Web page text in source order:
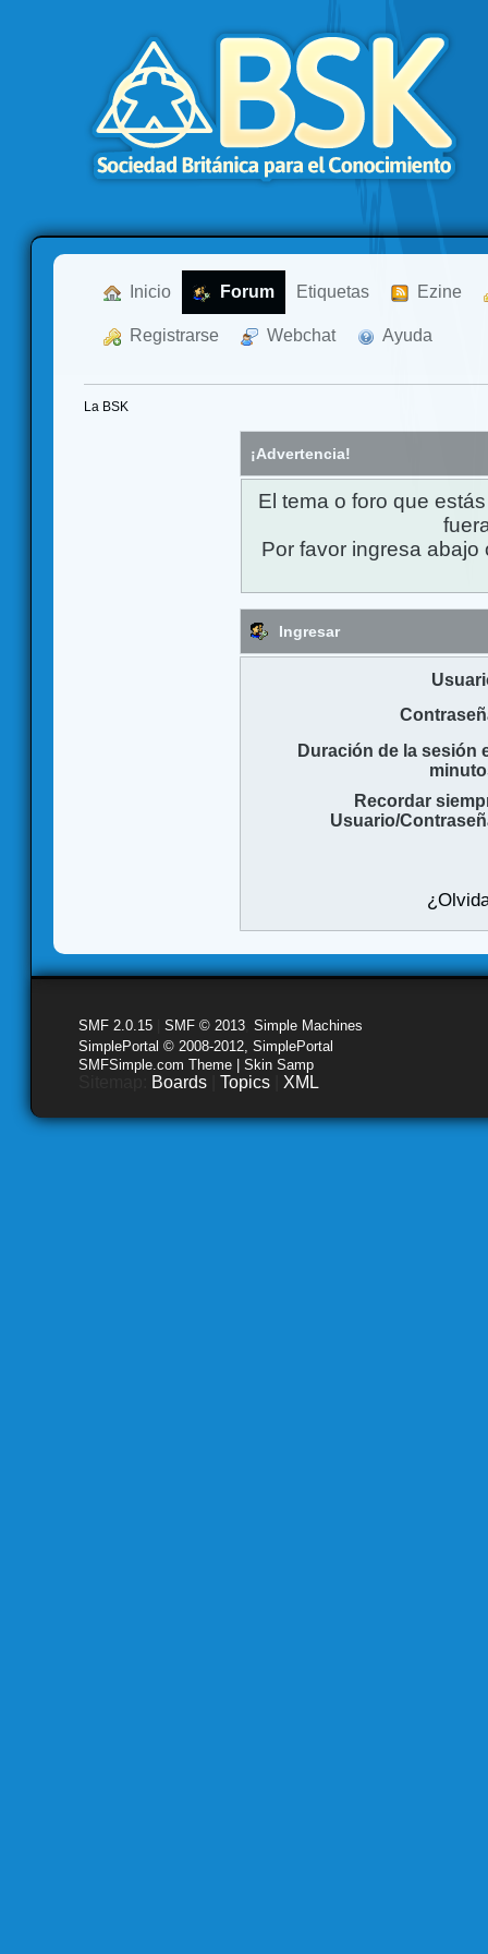
Inicio Forum Etiquetas Ezine
Registrarse Webchat Ayuda
La BSK
¡Advertencia!
El tema o foro que
Por favor ingresa
Ingresar
Duración de la sesión
Recordar
Usuario/
SMF 2.0.15 SMF © 2013 Simple Machines
SimplePortal © 2008-2012, SimplePortal
SMFSimple.com Theme | Skin Samp
Boards Topics XML